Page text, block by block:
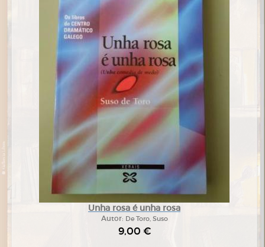
Unha rosa é unha rosa
Autor: De Toro, Suso
9,00 €